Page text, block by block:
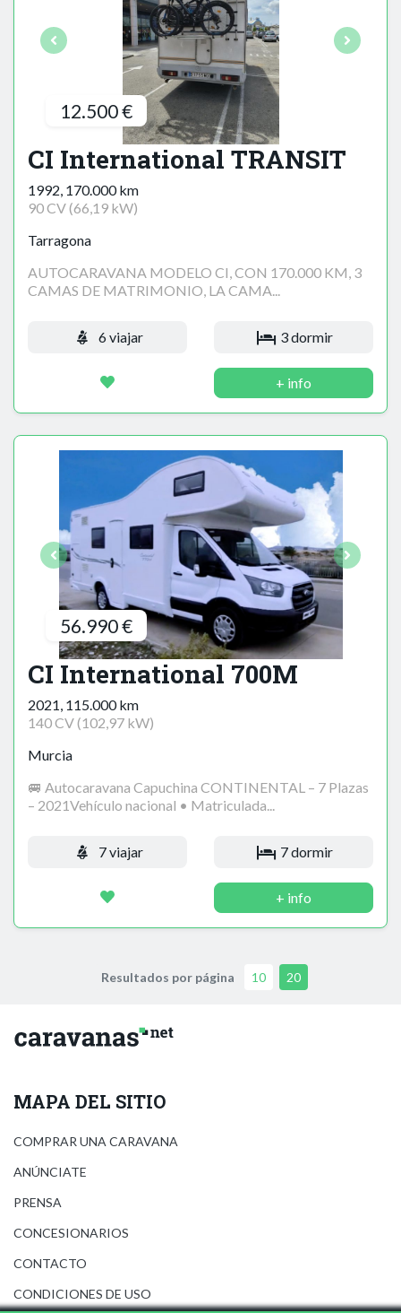
12.500 €
CI International TRANSIT
1992, 170.000 km
90 CV (66,19 kW)
Tarragona
AUTOCARAVANA MODELO CI, CON 170.000 KM, 3
CAMAS DE MATRIMONIO, LA CAMA...
6 viajar 3 dormir
+ info
56.990 €
CI International 700M
2021, 115.000 km
140 CV (102,97 kW)
Murcia
🚐 Autocaravana Capuchina CONTINENTAL – 7 Plazas
– 2021Vehículo nacional • Matriculada...
7 viajar 7 dormir
+ info
Resultados por página 10 20
MAPA DEL SITIO
COMPRAR UNA CARAVANA
ANÚNCIATE
PRENSA
CONCESIONARIOS
CONTACTO
CONDICIONES DE USO